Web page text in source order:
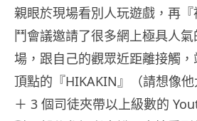
親眼於現場看別人玩遊戲，再『
鬥會議邀請了很多網上極具人
場，跟自己的觀眾近距離接觸
頂點的『HIKAKIN』（請想像
＋ 3 個司徒夾帶以上級數的